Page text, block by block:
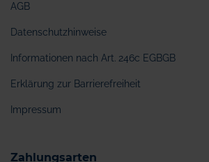
AGB
Datenschutzhinweise
Informationen nach Art. 246c EGBGB
Erklärung zur Barrierefreiheit
Impressum
Zahlungsarten